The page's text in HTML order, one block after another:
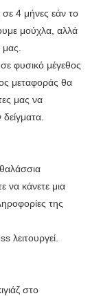
4 μήνες εάν το
μούχλα, αλλά
σε φυσικό μέγεθος
μεταφοράς θα
μας να
θαλάσσια
να κάνετε μια
της
λειτουργεί.
στο